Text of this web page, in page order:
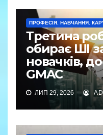
ПРОФЕСІЯ. НАВЧАННЯ.
Третина
обирає ШІ
новачків,
GMAC
ЛИП 29, 2026